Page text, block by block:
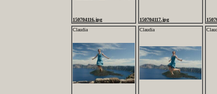
150704116.jpg 150704117.jpg
Claudia
Claudia